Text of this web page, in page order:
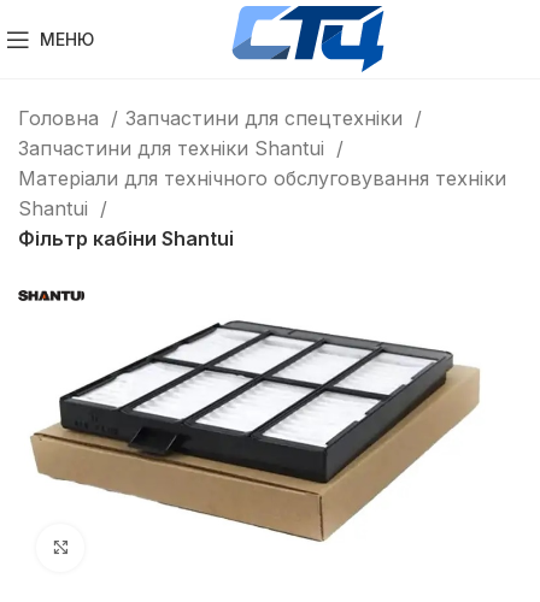
МЕНЮ
Головна
Запчастини для спецтехніки
Запчастини для техніки Shantui
Матеріали для технічного обслуговування техніки
Shantui
Фільтр кабіни Shantui